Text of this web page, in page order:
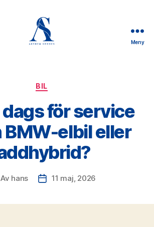
Meny
Kategorier
BIL
för service
BMW-elbil eller
Av hans Inläggsdatum
11 maj, 2026